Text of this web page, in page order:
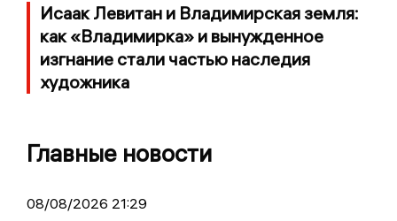
Исаак Левитан и Владимирская земля:
как «Владимирка» и вынужденное
изгнание стали частью наследия
художника
Главные новости
08/08/2026 21:29